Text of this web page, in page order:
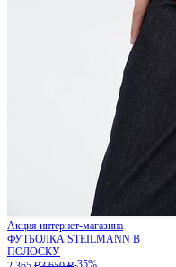
Акция интернет-магазина
ФУТБОЛКА STEILMANN В
ПОЛОСКУ